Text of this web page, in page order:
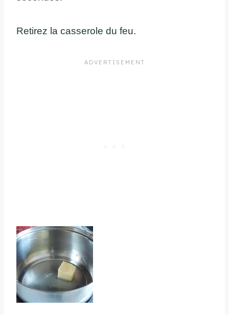
Retirez la casserole du feu.